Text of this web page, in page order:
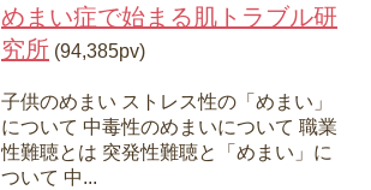
めまい症で始まる肌トラブル研
究所 (94,385pv)
子供のめまい ストレス性の「めまい」
について 中毒性のめまいについて 職業
性難聴とは 突発性難聴と「めまい」に
ついて 中...